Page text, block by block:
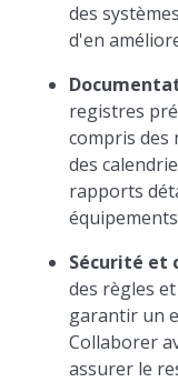
des
d'en
registres
compris des
des
rapports
Sécurité et
des règles
garantir un
Collaborer
assurer le